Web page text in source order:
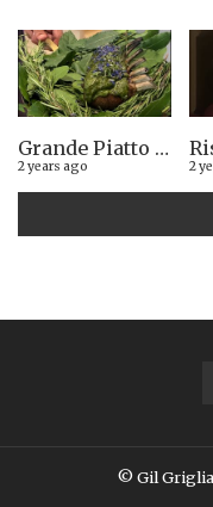
Grande Piatto al rist. Quintilio di Altare SV: Carrè di agnello in crosta di erbe aromatiche liguri
2 years ago 2
© Gil